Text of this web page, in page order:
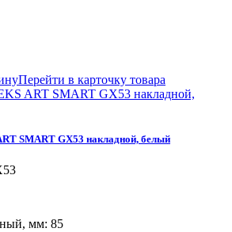
Перейти в карточку товара
SMART GX53 накладной, белый
мм: 85